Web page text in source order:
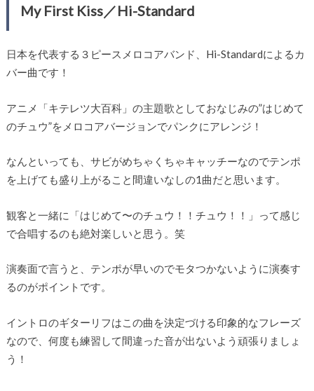
My First Kiss／Hi-Standard
日本を代表する３ピースメロコアバンド、Hi-Standardによるカ
バー曲です！
アニメ「キテレツ大百科」の主題歌としておなじみの”はじめて
のチュウ”をメロコアバージョンでパンクにアレンジ！
なんといっても、サビがめちゃくちゃキャッチーなのでテンポ
を上げても盛り上がること間違いなしの1曲だと思います。
観客と一緒に「はじめて〜のチュウ！！チュウ！！」って感じ
で合唱するのも絶対楽しいと思う。笑
演奏面で言うと、テンポが早いのでモタつかないように演奏す
るのがポイントです。
イントロのギターリフはこの曲を決定づける印象的なフレーズ
なので、何度も練習して間違った音が出ないよう頑張りましょ
う！